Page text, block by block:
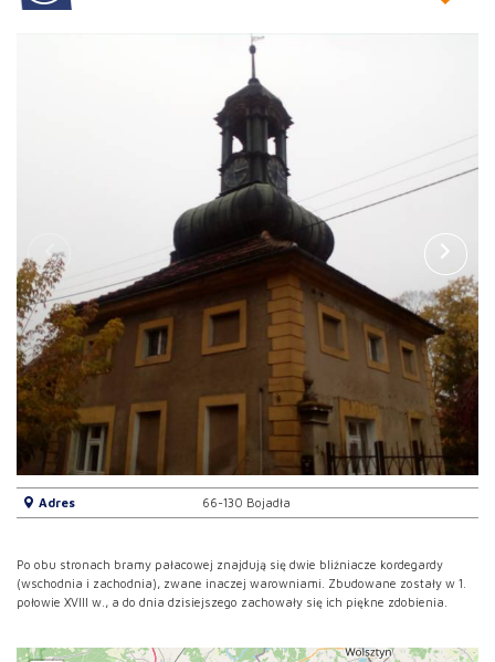
Adres 66-130 Bojadła
Po obu stronach bramy pałacowej znajdują się dwie bliźniacze kordegardy
(wschodnia i zachodnia), zwane inaczej warowniami. Zbudowane zostały w 1.
połowie XVIII w., a do dnia dzisiejszego zachowały się ich piękne zdobienia.